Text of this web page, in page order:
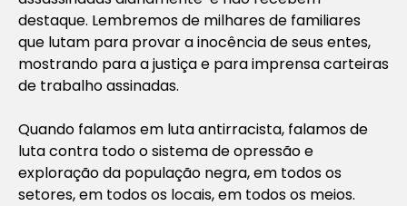
destaque. Lembremos de milhares de familiares
que lutam para provar a inocência de seus entes,
mostrando para a justiça e para imprensa carteiras
de trabalho assinadas.
Quando falamos em luta antirracista, falamos de
luta contra todo o sistema de opressão e
exploração da população negra, em todos os
setores, em todos os locais, em todos os meios.